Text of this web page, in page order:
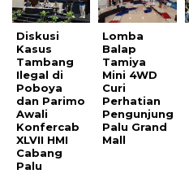
Diskusi
Kasus
Tambang
Ilegal di
Poboya
dan Parimo
Awali
Konfercab
XLVII HMI
Cabang
Palu
Lomba
Balap
Tamiya
Mini 4WD
Curi
Perhatian
Pengunjung
Palu Grand
Mall